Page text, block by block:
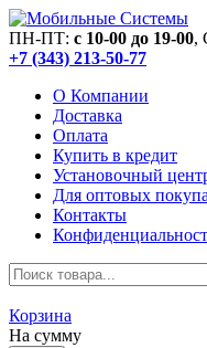
ПН-ПТ: c 10-00 до 19-00,
+7 (343) 213-50-77
О Компании
Доставка
Оплата
Купить в кредит
Установочный
Для оптовых
Контакты
Корзина
На сумму